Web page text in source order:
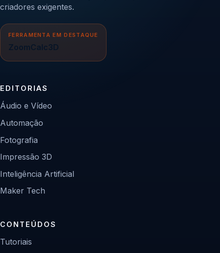
criadores exigentes.
FERRAMENTA EM DESTAQUE
ZoomCalc3D
EDITORIAS
Áudio e Vídeo
Automação
Fotografia
Impressão 3D
Inteligência Artificial
Maker Tech
CONTEÚDOS
Tutoriais